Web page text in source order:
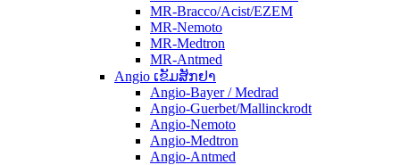
MR-Bracco/Acist/EZEM
MR-Nemoto
MR-Medtron
MR-Antmed
Angio ເຂັມສັກຢາ
Angio-Bayer / Medrad
Angio-Guerbet/Mallinckrodt
Angio-Nemoto
Angio-Medtron
Angio-Antmed